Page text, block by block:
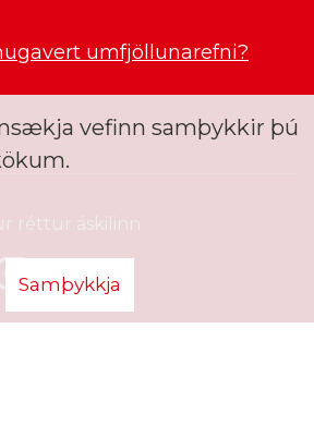
umfjöllunarefni?
réttur áskilinn
vefinn samþykkir þú
Samþykkja